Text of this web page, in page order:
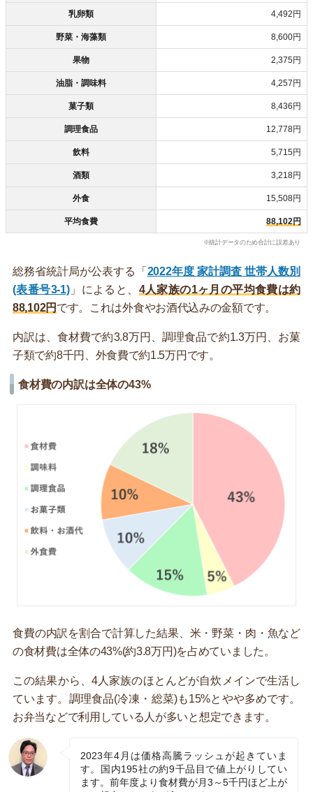
乳卵類 4,492円
野菜・海藻類 8,600円
果物 2,375円
油脂・調味料 4,257円
菓子類 8,436円
調理食品 12,778円
飲料 5,715円
酒類 3,218円
外食 15,508円
平均食費 88,102円
※統計データのため合計に誤差あり
総務省統計局が公表する「 2022年度 家計調査 世帯人数別
(表番号3-1)」によると、 4人家族の1ヶ月の平均食費は約
88,102円 です。これは外食やお酒代込みの金額です。
内訳は、食材費で約3.8万円、調理食品で約1.3万円、お菓
子類で約8千円、外食費で約1.5万円です。
食材費の内訳は全体の43%
食費の内訳を割合で計算した結果、米・野菜・肉・魚など
の食材費は全体の43%(約3.8万円)を占めていました。
この結果から、4人家族のほとんどが自炊メインで生活し
ています。調理食品(冷凍・総菜)も15%とやや多めです。
お弁当などで利用している人が多いと想定できます。
2023年4月は価格高騰ラッシュが起きていま
す。国内195社の約9千品目で値上がりしてい
ます。前年度より食材費が月3～5千円ほど上が